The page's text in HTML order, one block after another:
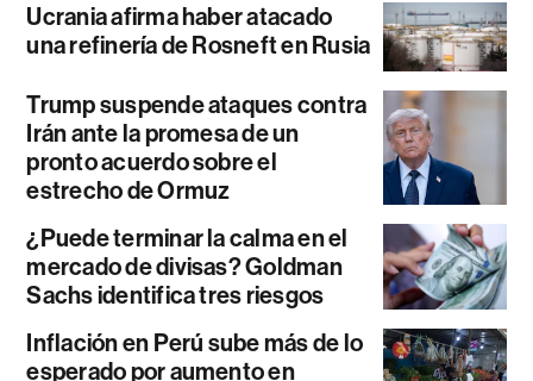
Ucrania afirma haber atacado
una refinería de Rosneft en Rusia
Trump suspende ataques contra
Irán ante la promesa de un
pronto acuerdo sobre el
estrecho de Ormuz
¿Puede terminar la calma en el
mercado de divisas? Goldman
Sachs identifica tres riesgos
Inflación en Perú sube más de lo
esperado por aumento en